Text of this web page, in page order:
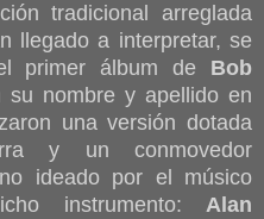
tradicional arreglada
llegado a interpretar, se
primer álbum de Bob
nombre y apellido en
una versión dotada
y un conmovedor
ideado por el músico
instrumento: Alan